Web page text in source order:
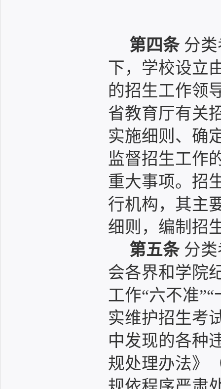
第四条分类
下，学校设立
的招生工作领
省教育厅有关
实施细则、确
监督招生工作
重大事项。招
行机构，其主
细则，编制招
第五条分类
会各界和学院
工作“六不准
实维护招生考
中发现的各种
规处理办法》